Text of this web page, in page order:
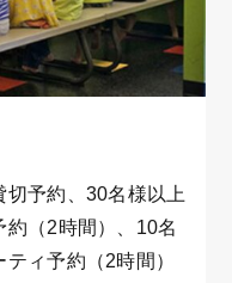
予約、30名様以上
（2時間）、10名
ィ予約（2時間）